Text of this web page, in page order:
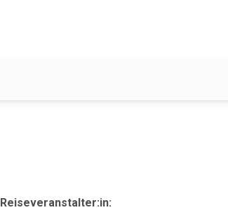
Reiseveranstalter:in: